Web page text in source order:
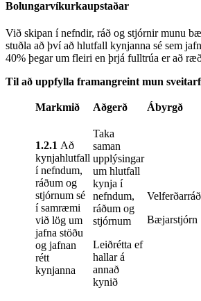
Bolungarvíkurkaupstaðar
Við skipan í nefndir, ráð og stjórnir munu
stuðla að því að hlutfall kynjanna sé sem
40% þegar um fleiri en þrjá fulltrúa er að
Til að uppfylla framangreint mun
Markmið Aðgerð Ábyrgð
1.2.1 Að
kynjahlutfall
í nefndum,
ráðum og
stjórnum sé
í samræmi
við lög um
jafna stöðu
og jafnan
rétt
kynjanna
Taka
saman
upplýsingar
um hlutfall
kynja í
nefndum,
ráðum og
stjórnum
Leiðrétta ef
hallar á
annað
kynið
Velferðarráð
Bæjarstjórn